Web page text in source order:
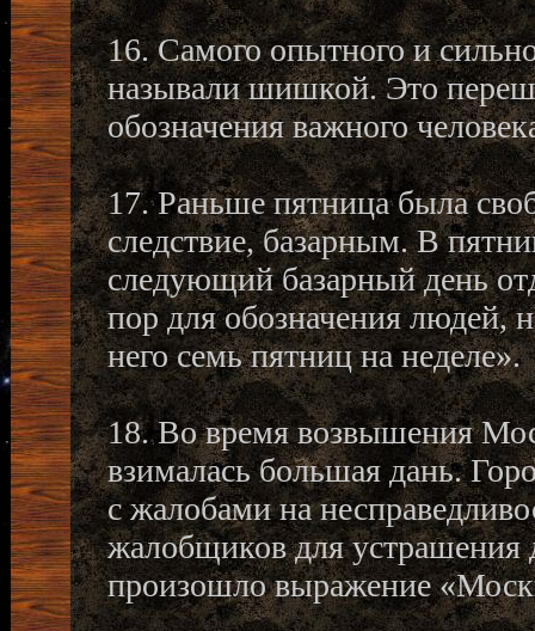
16. Самого опытного и
называли шишкой. Это
обозначения важного
17. Раньше пятница была
следствие, базарным. В
следующий базарный день
пор для обозначения людей,
него семь пятниц на неделе».
18. Во время возвышения
взималась большая дань.
с жалобами на
жалобщиков для устрашения
произошло выражение